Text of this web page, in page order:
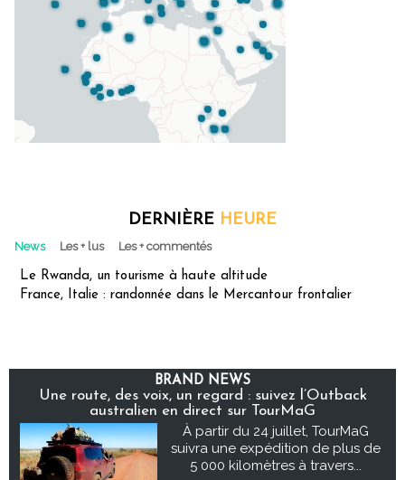
DERNIÈRE HEURE
News Les + lus Les + commentés
Le Rwanda, un tourisme à haute altitude
France, Italie : randonnée dans le Mercantour frontalier
BRAND NEWS
Une route, des voix, un regard : suivez l’Outback
australien en direct sur TourMaG
À partir du 24 juillet, TourMaG
suivra une expédition de plus de
5 000 kilomètres à travers...